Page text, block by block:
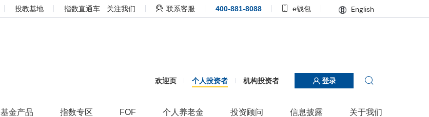
投教基地 指数直通车 关注我们 联系客服 400-881-8088 e钱包 English
欢迎页 个人投资者 机构投资者 登录
基金产品 指数专区 FOF 个人养老金 投资顾问 信息披露 关于我们